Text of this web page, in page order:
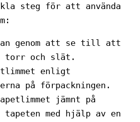
steg för att använda
genom att se till att
torr och slät.
enligt
på förpackningen.
jämnt på
tapeten med hjälp av en